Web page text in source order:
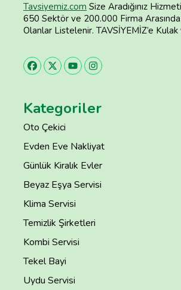
Tavsiyemiz.com Size Aradığınız
650 Sektör ve 200.000 Firma Arasında
Olanlar Listelenir. TAVSİYEMİZ’e Kulak
Kategoriler
Oto Çekici
Evden Eve Nakliyat
Günlük Kiralık Evler
Beyaz Eşya Servisi
Klima Servisi
Temizlik Şirketleri
Kombi Servisi
Tekel Bayi
Uydu Servisi